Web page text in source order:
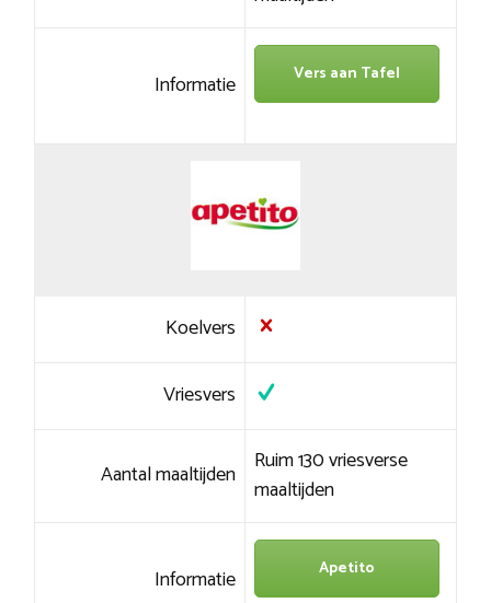
Informatie Vers aan Tafel
Koelvers
Vriesvers
Aantal maaltijden Ruim 130 vriesverse
maaltijden
Informatie Apetito